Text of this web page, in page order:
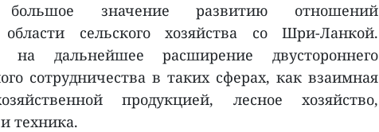
большое значение развитию отношений
сельского хозяйства со Шри-Ланкой.
на дальнейшее расширение двустороннего
сотрудничества в таких сферах, как взаимная
продукцией, лесное хозяйство,
техника.